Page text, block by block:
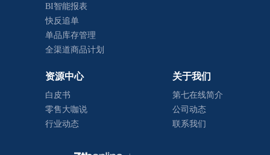
BI智能报表
快反追单
单品库存管理
全渠道商品计划
资源中心
白皮书
零售大咖说
行业动态
关于我们
第七在线简介
公司动态
联系我们